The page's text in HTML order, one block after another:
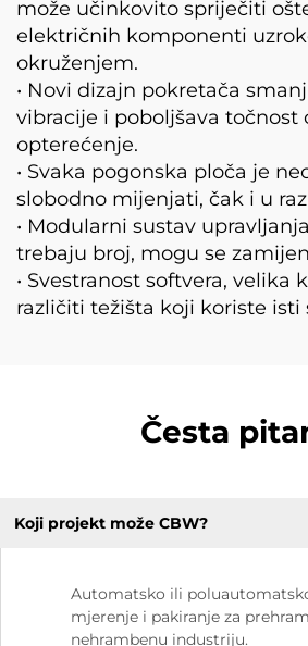
može učinkovito spriječiti
električnih komponenti
okruženjem.
• Novi dizajn pokretača
vibracije i poboljšava točnost
opterećenje.
• Svaka pogonska ploča je
slobodno mijenjati, čak i u
• Modularni sustav
trebaju broj, mogu se
• Svestranost softvera, velika
različiti težišta koji koriste isti
Česta
Koji projekt može CBW?
Automatsko ili
mjerenje i pakiranje za
nehrambenu industriju.